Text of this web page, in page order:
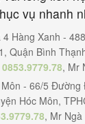
vụ nhanh
Hàng Xanh -
Quận Bình
0853.9779.78, Mr
- 66/5 Đường
Hóc Môn,
, Mr Ngà